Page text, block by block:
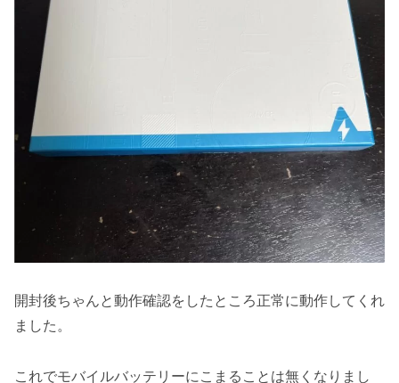
開封後ちゃんと動作確認をしたところ正常に動作してくれ
ました。
これでモバイルバッテリーにこまることは無くなりまし